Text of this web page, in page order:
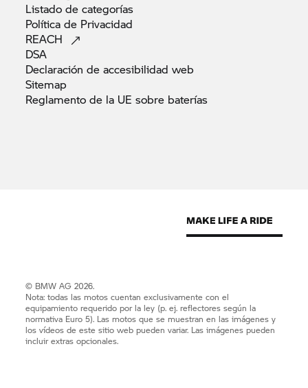
Listado decategorías
Política de Privacidad
REACH
DSA
Declaración de accesibilidadweb
Sitemap
Reglamento de la UE sobre baterías
© BMW AG 2026.
Nota: todas las motos cuentan exclusivamente con el
equipamiento requerido por la ley (p. ej. reflectores según la
normativa Euro 5). Las motos que se muestran en las imágenes y
los vídeos de este sitio web pueden variar. Las imágenes pueden
incluir extras opcionales.